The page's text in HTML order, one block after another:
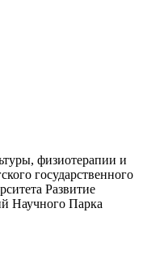
физиотерапии и
государственного
Развитие
Научного Парка